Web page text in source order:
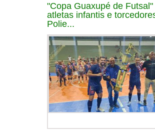
"Copa Guaxupé de
atletas infantis e
Polie...